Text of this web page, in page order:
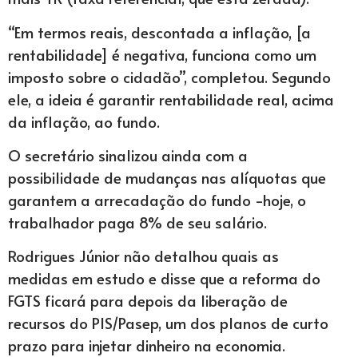
“Em termos reais, descontada a inflação, [a
rentabilidade] é negativa, funciona como um
imposto sobre o cidadão”, completou. Segundo
ele, a ideia é garantir rentabilidade real, acima
da inflação, ao fundo.
O secretário sinalizou ainda com a
possibilidade de mudanças nas alíquotas que
garantem a arrecadação do fundo -hoje, o
trabalhador paga 8% de seu salário.
Rodrigues Júnior não detalhou quais as
medidas em estudo e disse que a reforma do
FGTS ficará para depois da liberação de
recursos do PIS/Pasep, um dos planos de curto
prazo para injetar dinheiro na economia.